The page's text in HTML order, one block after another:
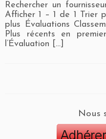
Rechercher un
Afficher 1 – 1 de 1 Trier
plus Évaluations
Plus récents en
l’Évaluation […]
Nous